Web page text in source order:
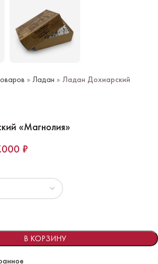
» Ладан » Ладан Дохиарский
«Магнолия»
₽
В КОРЗИНУ